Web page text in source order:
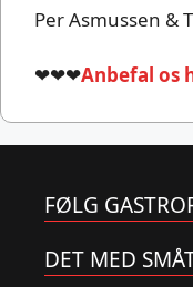
Per Asmussen &
❤❤❤Anbefal os
FØLG
DET MED